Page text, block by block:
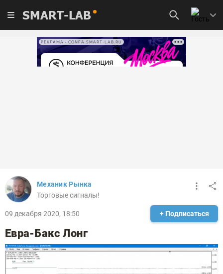
SMART-LAB
РЕКЛАМА • CONFA.SMART-LAB.RU
Механик Рынка
Торговые сигналы!
09 декабря 2020, 18:50 + Подписаться
Евра-Бакс Лонг